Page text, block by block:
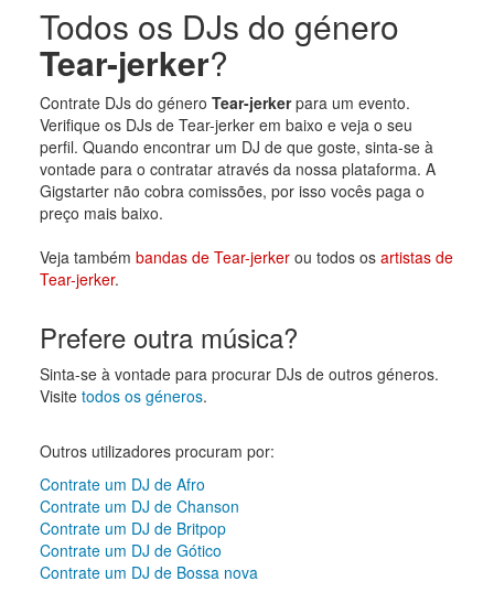
Todos os DJs do género
Tear-jerker?
Contrate DJs do género Tear-jerkerpara um evento.
Verifique os DJs de Tear-jerker em baixo e veja o seu
perfil. Quando encontrar um DJ de que goste, sinta-se à
vontade para o contratar através da nossa plataforma. A
Gigstarter não cobra comissões, por isso vocês paga o
preço mais baixo.
Veja também bandas de Tear-jerkerou todos os artistas de
Tear-jerker.
Prefere outra música?
Sinta-se à vontade para procurar DJs de outros géneros.
Visite todos os géneros.
Outros utilizadores procuram por:
Contrate um DJ de Afro
Contrate um DJ de Chanson
Contrate um DJ de Britpop
Contrate um DJ de Gótico
Contrate um DJ de Bossa nova